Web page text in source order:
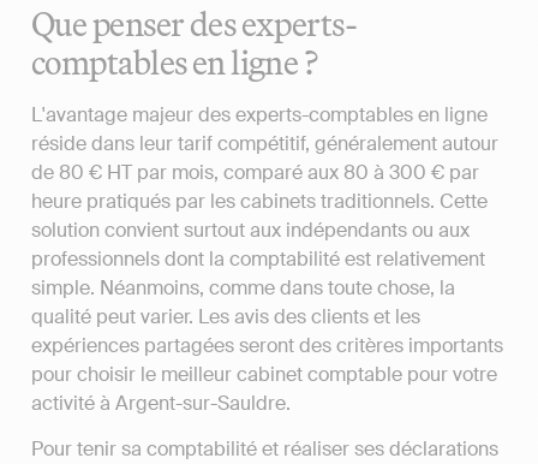
Que penser des experts-
comptables en ligne ?
L'avantage majeur des experts-comptables en ligne
réside dans leur tarif compétitif, généralement autour
de 80 € HT par mois, comparé aux 80 à 300 € par
heure pratiqués par les cabinets traditionnels. Cette
solution convient surtout aux indépendants ou aux
professionnels dont la comptabilité est relativement
simple. Néanmoins, comme dans toute chose, la
qualité peut varier. Les avis des clients et les
expériences partagées seront des critères importants
pour choisir le meilleur cabinet comptable pour votre
activité à Argent-sur-Sauldre.
Pour tenir sa comptabilité et réaliser ses déclarations